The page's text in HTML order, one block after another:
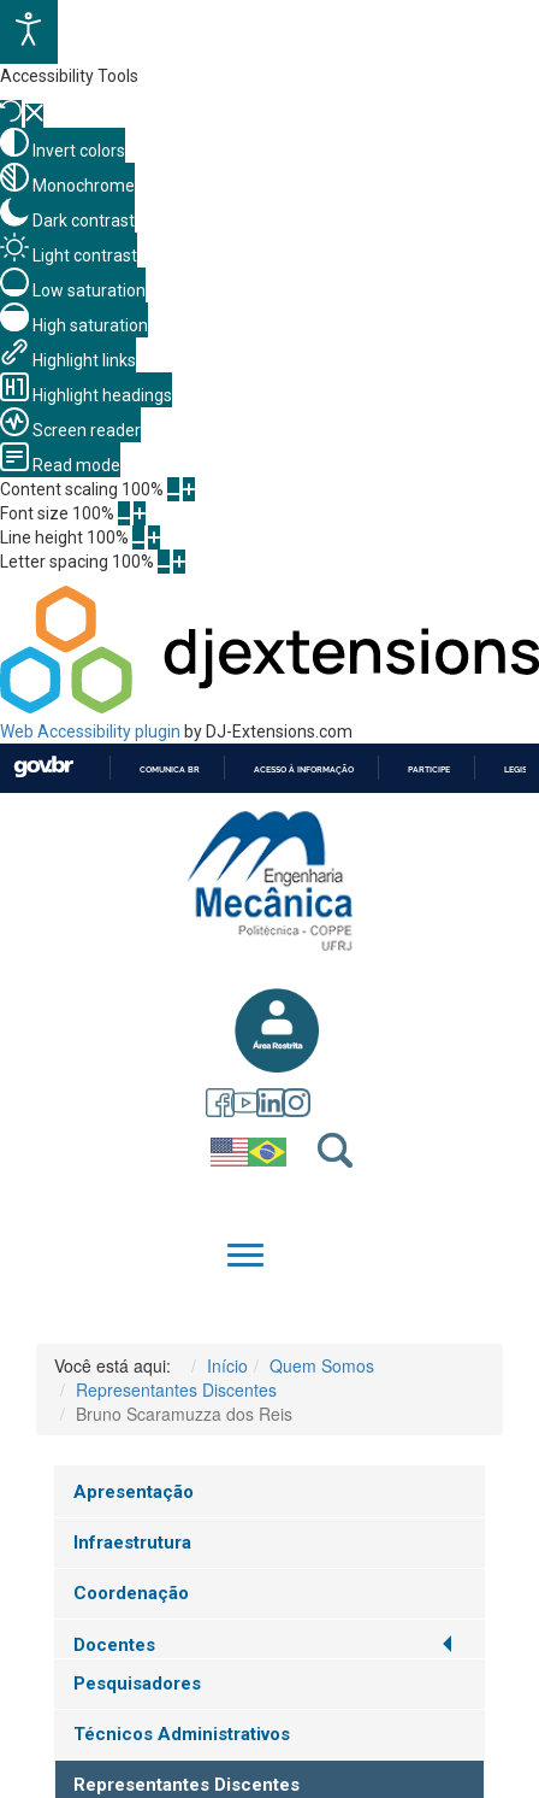
Accessibility Tools
Invert colors
Monochrome
Dark contrast
Light contrast
Low saturation
High saturation
Highlight links
Highlight headings
Screen reader
Read mode
Content scaling 100%
Font size 100%
Line height 100%
Letter spacing 100%
Web Accessibility plugin by DJ-Extensions.com
PARA
CONTEÚDO
COMUNICA BR ACESSO À INFORMAÇÃO PARTICIPE
QUEM SOMOS
Você está aqui: Início
Quem Somos
Representantes Discentes
Bruno Scaramuzza dos Reis
Apresentação
Infraestrutura
Coordenação
Docentes
Pesquisadores
Técnicos Administrativos
Representantes Discentes